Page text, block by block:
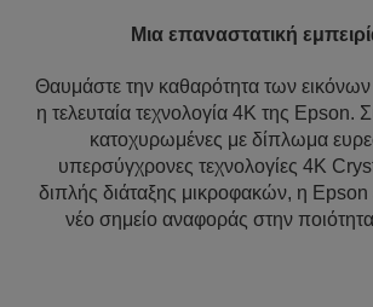
Μια επαναστατική
Θαυμάστε την καθαρότητα των
η τελευταία τεχνολογία 4K της Epson.
κατοχυρωμένες με δίπλωμα
υπερσύγχρονες τεχνολογίες 4K
διπλής διάταξης μικροφακών, η Epson
νέο σημείο αναφοράς στην